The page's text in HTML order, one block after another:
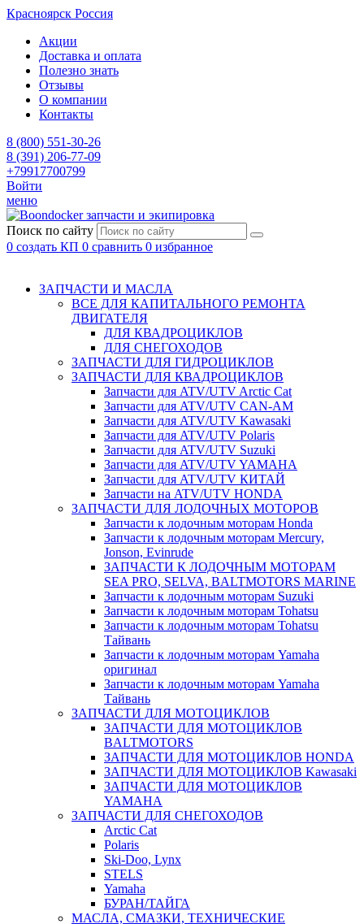
Красноярск Россия
Акции
Доставка и оплата
Полезно знать
Отзывы
О компании
Контакты
8 (800) 551-30-26
8 (391) 206-77-09
+79917700799
Войти
меню
запчасти и экипировка
Поиск по сайту
0 создать КП 0 сравнить 0 избранное
ЗАПЧАСТИ И МАСЛА
ВСЕ ДЛЯ КАПИТАЛЬНОГО РЕМОНТА
ДВИГАТЕЛЯ
ДЛЯ КВАДРОЦИКЛОВ
ДЛЯ СНЕГОХОДОВ
ЗАПЧАСТИ ДЛЯ ГИДРОЦИКЛОВ
ЗАПЧАСТИ ДЛЯ КВАДРОЦИКЛОВ
Запчасти для ATV/UTV Arctic Cat
Запчасти для ATV/UTV CAN-AM
Запчасти для ATV/UTV Kawasaki
Запчасти для ATV/UTV Polaris
Запчасти для ATV/UTV Suzuki
Запчасти для ATV/UTV YAMAHA
Запчасти для ATV/UTV КИТАЙ
Запчасти на ATV/UTV HONDA
ЗАПЧАСТИ ДЛЯ ЛОДОЧНЫХ МОТОРОВ
Запчасти к лодочным моторам Honda
Запчасти к лодочным моторам Mercury,
Jonson, Evinrude
ЗАПЧАСТИ К ЛОДОЧНЫМ МОТОРАМ
SEA PRO, SELVA, BALTMOTORS MARINE
Запчасти к лодочным моторам Suzuki
Запчасти к лодочным моторам Tohatsu
Запчасти к лодочным моторам Tohatsu
Тайвань
Запчасти к лодочным моторам Yamaha
оригинал
Запчасти к лодочным моторам Yamaha
Тайвань
ЗАПЧАСТИ ДЛЯ МОТОЦИКЛОВ
ЗАПЧАСТИ ДЛЯ МОТОЦИКЛОВ
BALTMOTORS
ЗАПЧАСТИ ДЛЯ МОТОЦИКЛОВ HONDA
ЗАПЧАСТИ ДЛЯ МОТОЦИКЛОВ Kawasaki
ЗАПЧАСТИ ДЛЯ МОТОЦИКЛОВ
YAMAHA
ЗАПЧАСТИ ДЛЯ СНЕГОХОДОВ
Arctic Cat
Polaris
Ski-Doo, Lynx
STELS
Yamaha
БУРАН/ТАЙГА
МАСЛА, СМАЗКИ, ТЕХНИЧЕСКИЕ